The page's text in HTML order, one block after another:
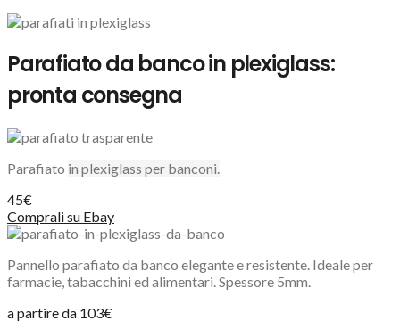
Parafiato da banco in plexiglass:
pronta consegna
Parafiato in plexiglass per banconi.
45€
Comprali su Ebay
Pannello parafiato da banco elegante e resistente. Ideale per
farmacie, tabacchini ed alimentari. Spessore 5mm.
a partire da 103€